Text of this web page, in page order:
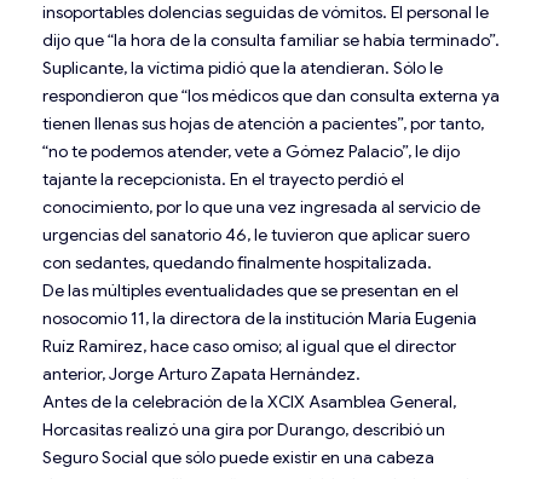
insoportables dolencias seguidas de vómitos. El personal le
dijo que “la hora de la consulta familiar se había terminado”.
Suplicante, la víctima pidió que la atendieran. Sólo le
respondieron que “los médicos que dan consulta externa ya
tienen llenas sus hojas de atención a pacientes”, por tanto,
“no te podemos atender, vete a Gómez Palacio”, le dijo
tajante la recepcionista. En el trayecto perdió el
conocimiento, por lo que una vez ingresada al servicio de
urgencias del sanatorio 46, le tuvieron que aplicar suero
con sedantes, quedando finalmente hospitalizada.
De las múltiples eventualidades que se presentan en el
nosocomio 11, la directora de la institución María Eugenia
Ruíz Ramírez, hace caso omiso; al igual que el director
anterior, Jorge Arturo Zapata Hernández.
Antes de la celebración de la XCIX Asamblea General,
Horcasitas realizó una gira por Durango, describió un
Seguro Social que sólo puede existir en una cabeza